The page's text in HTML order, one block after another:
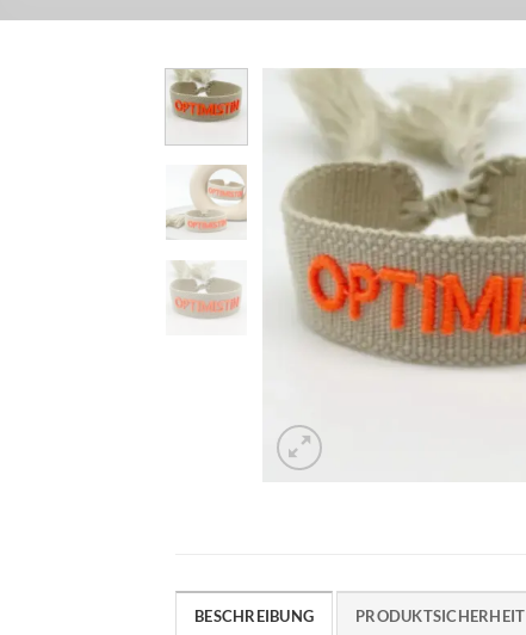
BESCHREIBUNG PRODUKTSICHERHEIT